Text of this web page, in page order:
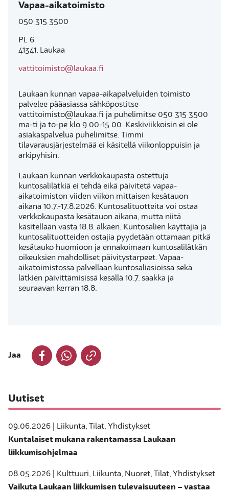
Vapaa-aikatoimisto
050 315 3500
PL 6
41341, Laukaa
vattitoimisto@laukaa.fi
Laukaan kunnan vapaa-aikapalveluiden toimisto
palvelee pääasiassa sähköpostitse
vattitoimisto@laukaa.fi ja puhelimitse 050 315 3500
ma-ti ja to-pe klo 9.00-15.00. Keskiviikkoisin ei ole
asiakaspalvelua puhelimitse. Timmi
tilavarausjärjestelmää ei käsitellä viikonloppuisin ja
arkipyhisin.
Laukaan kunnan verkkokaupasta ostettuja
kuntosalilätkiä ei tehdä eikä päivitetä vapaa-
aikatoimiston viiden viikon mittaisen kesätauon
aikana 10.7.-17.8.2026. Kuntosalituotteita voi ostaa
verkkokaupasta kesätauon aikana, mutta niitä
käsitellään vasta 18.8. alkaen. Kuntosalien käyttäjiä ja
kuntosalituotteiden ostajia pyydetään ottamaan pitkä
kesätauko huomioon ja ennakoimaan kuntosalilätkän
oikeuksien mahdolliset päivitystarpeet. Vapaa-
aikatoimistossa palvellaan kuntosaliasioissa sekä
lätkien päivittämisissä kesällä 10.7. saakka ja
seuraavan kerran 18.8.
Jaa
Uutiset
09.06.2026 | Liikunta, Tilat, Yhdistykset
Kuntalaiset mukana rakentamassa Laukaan
liikkumisohjelmaa
08.05.2026 | Kulttuuri, Liikunta, Nuoret, Tilat, Yhdistykset
Vaikuta Laukaan liikkumisen tulevaisuuteen – vastaa